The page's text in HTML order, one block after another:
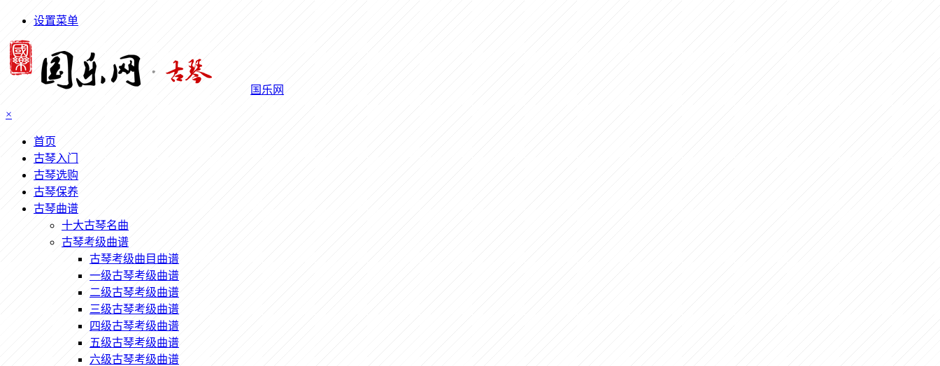
设置菜单
国乐网
×
首页
古琴入门
古琴选购
古琴保养
古琴曲谱
十大古琴名曲
古琴考级曲谱
古琴考级曲目曲谱
一级古琴考级曲谱
二级古琴考级曲谱
三级古琴考级曲谱
四级古琴考级曲谱
五级古琴考级曲谱
六级古琴考级曲谱